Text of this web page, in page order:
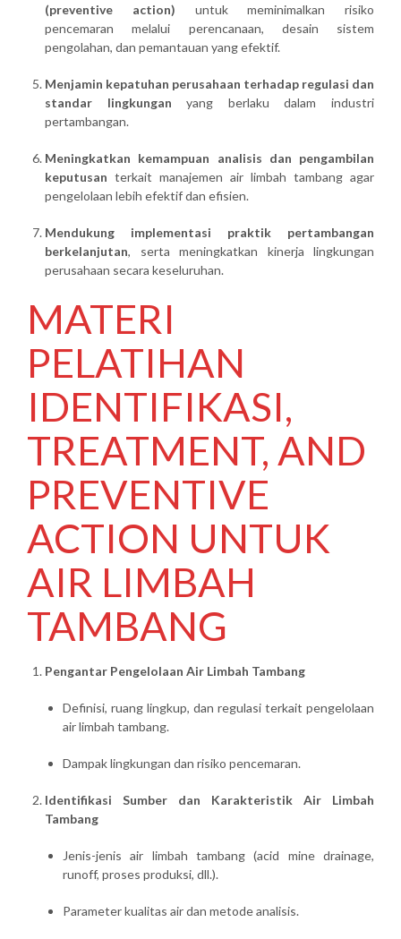
(preventive action) untuk meminimalkan risiko
pencemaran melalui perencanaan, desain sistem
pengolahan, dan pemantauan yang efektif.
Menjamin kepatuhan perusahaan terhadap regulasi dan
standar lingkungan yang berlaku dalam industri
pertambangan.
Meningkatkan kemampuan analisis dan pengambilan
keputusan terkait manajemen air limbah tambang agar
pengelolaan lebih efektif dan efisien.
Mendukung implementasi praktik pertambangan
berkelanjutan, serta meningkatkan kinerja lingkungan
perusahaan secara keseluruhan.
MATERI
PELATIHAN
IDENTIFIKASI,
TREATMENT, AND
PREVENTIVE
ACTION UNTUK
AIR LIMBAH
TAMBANG
Pengantar Pengelolaan Air Limbah Tambang
Definisi, ruang lingkup, dan regulasi terkait pengelolaan
air limbah tambang.
Dampak lingkungan dan risiko pencemaran.
Identifikasi Sumber dan Karakteristik Air Limbah
Tambang
Jenis-jenis air limbah tambang (acid mine drainage,
runoff, proses produksi, dll.).
Parameter kualitas air dan metode analisis.